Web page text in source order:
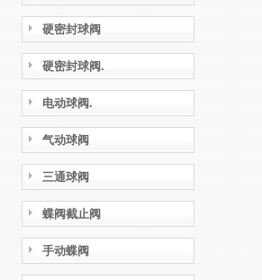
硬密封球阀
硬密封球阀.
电动球阀.
气动球阀
三通球阀
蝶阀截止阀
手动蝶阀